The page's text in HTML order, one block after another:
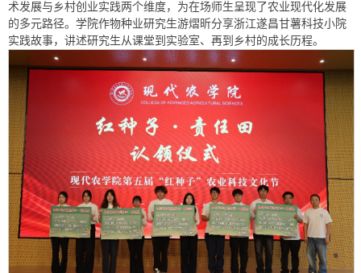
术发展与乡村创业实践两个维度，为在场师生呈现了农业现代化发展
的多元路径。学院作物种业研究生游熠昕分享浙江遂昌甘薯科技小院
实践故事，讲述研究生从课堂到实验室、再到乡村的成长历程。